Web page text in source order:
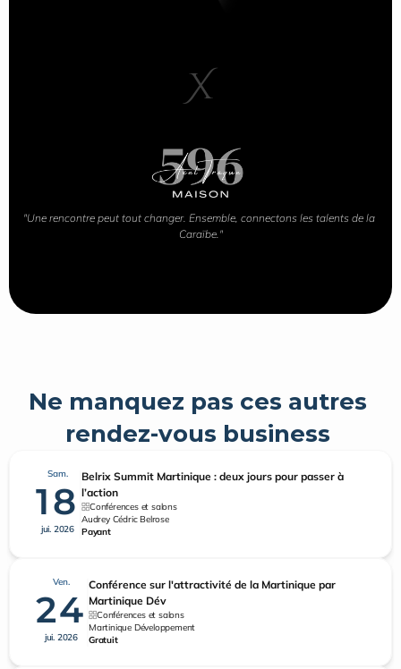
X
"Une rencontre peut tout changer. Ensemble, connectons les talents de la
Caraïbe."
Ne manquez pas ces autres
rendez-vous business
Sam.
18
jui. 2026
Belrix Summit Martinique : deux jours pour passer à
l’action
Conférences et salons
Audrey Cédric Belrose
Payant
Ven.
24
jui. 2026
Conférence sur l'attractivité de la Martinique par
Martinique Dév
Conférences et salons
Martinique Développement
Gratuit